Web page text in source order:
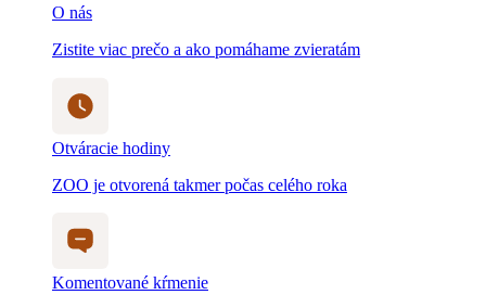
O nás
Zistite viac prečo a ako pomáhame zvieratám
Otváracie hodiny
ZOO je otvorená takmer počas celého roka
Komentované kŕmenie